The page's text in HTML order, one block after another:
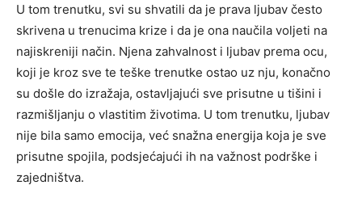
U tom trenutku, svi su shvatili da je prava ljubav često
skrivena u trenucima krize i da je ona naučila voljeti na
najiskreniji način. Njena zahvalnost i ljubav prema ocu,
koji je kroz sve te teške trenutke ostao uz nju, konačno
su došle do izražaja, ostavljajući sve prisutne u tišini i
razmišljanju o vlastitim životima. U tom trenutku, ljubav
nije bila samo emocija, već snažna energija koja je sve
prisutne spojila, podsjećajući ih na važnost podrške i
zajedništva.